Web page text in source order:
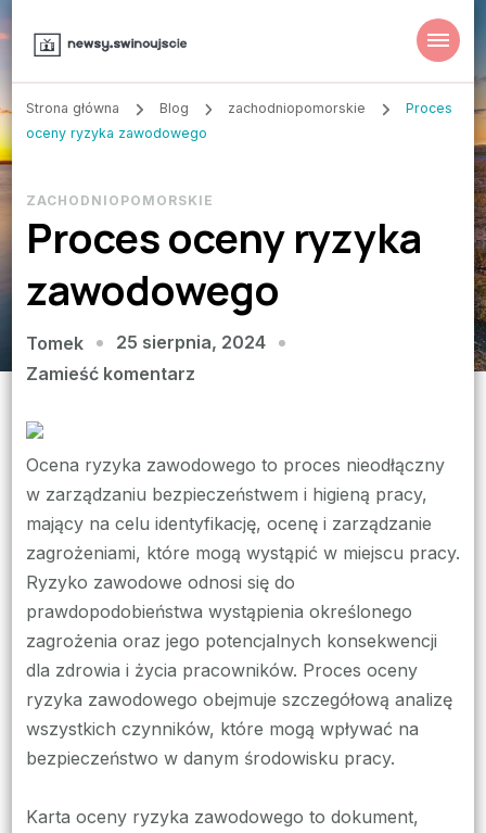
Strona główna Blog zachodniopomorskie
Proces
oceny ryzyka zawodowego
ZACHODNIOPOMORSKIE
Proces oceny ryzyka
zawodowego
Tomek
25 sierpnia, 2024
Zamieść komentarzwe
oceny
ryzyka
zawodowego
Ocena ryzyka zawodowego to proces nieodłączny
w zarządzaniu bezpieczeństwem i higieną pracy,
mający na celu identyfikację, ocenę i zarządzanie
zagrożeniami, które mogą wystąpić w miejscu pracy.
Ryzyko zawodowe odnosi się do
prawdopodobieństwa wystąpienia określonego
zagrożenia oraz jego potencjalnych konsekwencji
dla zdrowia i życia pracowników. Proces oceny
ryzyka zawodowego obejmuje szczegółową analizę
wszystkich czynników, które mogą wpływać na
bezpieczeństwo w danym środowisku pracy.
Karta oceny ryzyka zawodowego to dokument,